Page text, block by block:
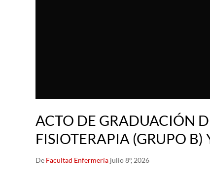
ACTO DE GRADUACIÓN
FISIOTERAPIA (GRUPO B)
De Facultad Enfermería julio 8º, 2026